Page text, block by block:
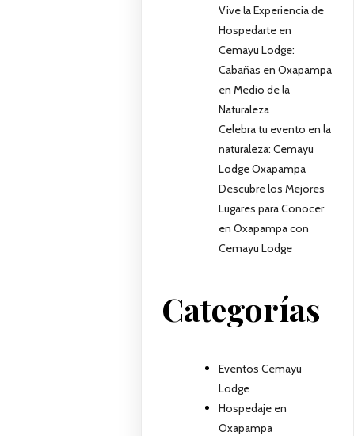
Vive la Experiencia de
Hospedarte en
Cemayu Lodge:
Cabañas en Oxapampa
en Medio de la
Naturaleza
Celebra tu evento en la
naturaleza: Cemayu
Lodge Oxapampa
Descubre los Mejores
Lugares para Conocer
en Oxapampa con
Cemayu Lodge
Categorías
Eventos Cemayu
Lodge
Hospedaje en
Oxapampa